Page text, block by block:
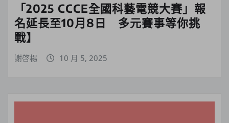
「2025 CCCE全國科藝電競大賽」報
名延長至10月8日 多元賽事等你挑
戰】
謝啓楊 10 月 5, 2025